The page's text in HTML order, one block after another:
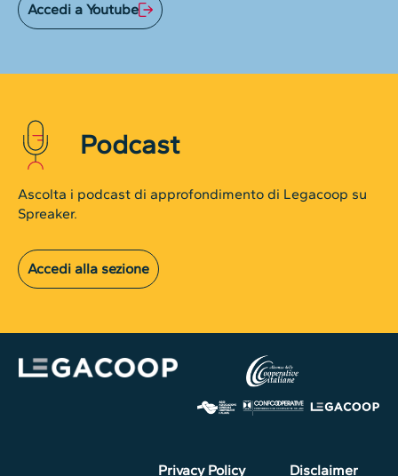
Accedi a Youtube
Podcast
Ascolta i podcast di approfondimento di Legacoop su
Spreaker.
Accedi alla sezione
Privacy Policy Disclaimer